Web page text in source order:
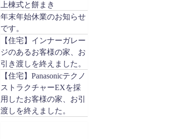
上棟式と餅まき
年末年始休業のお知らせ
です。
【住宅】インナーガレー
ジのあるお客様の家、お
引き渡しを終えました。
【住宅】Panasonicテクノ
ストラクチャーEXを採
用したお客様の家、お引
渡しを終えました。